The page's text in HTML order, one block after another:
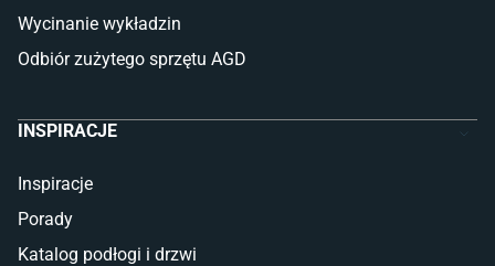
Płytki marmurowe
Wycinanie wykładzin
Odbiór zużytego sprzętu AGD
INSPIRACJE
Inspiracje
Porady
Katalog podłogi i drzwi